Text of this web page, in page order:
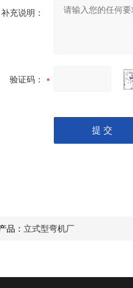
隧道桥梁拱架弯
补充说明：
验证码：
品： 立式型弯机厂